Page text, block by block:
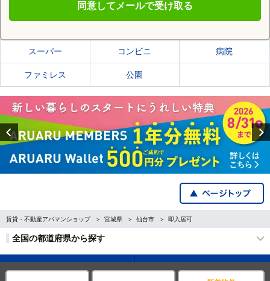
同意してメールで受け取る
仙台市若林区の施設一覧
スーパー コンビニ 病院
ファミレス 公園
Previous
賃貸・不動産アパマンショップ 宮城県 仙台市 即入居可
全国の都道府県から探す
企業・IR情報 サイトポリシー